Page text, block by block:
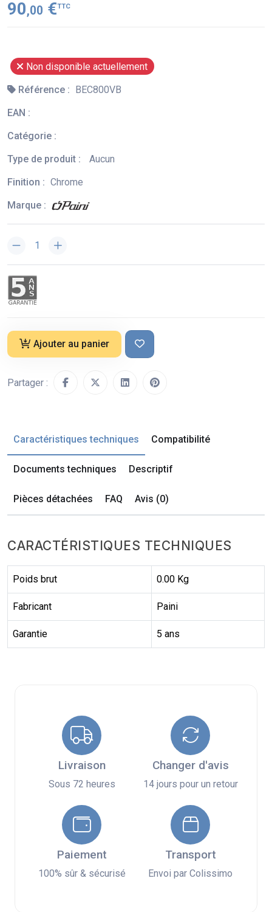
90,00 €TTC
Non disponible actuellement
Référence : BEC800VB
EAN :
Catégorie :
Type de produit :
Aucun
Finition : Chrome
Marque :
Ajouter au panier
Partager :
Caractéristiques techniques Compatibilité
Documents techniques Descriptif
Pièces détachées FAQ Avis (0)
CARACTÉRISTIQUES TECHNIQUES
Poids brut 0.00 Kg
Fabricant Paini
Garantie 5 ans
Livraison
Sous 72 heures
Changer d'avis
14 jours pour un retour
Paiement
100% sûr & sécurisé
Transport
Envoi par Colissimo